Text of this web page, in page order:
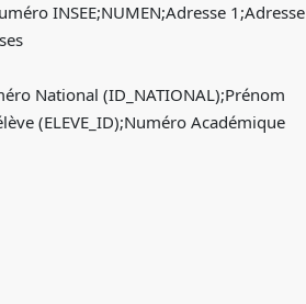
INSEE;NUMEN;Adresse 1;Adresse
National (ID_NATIONAL);Prénom
(ELEVE_ID);Numéro Académique